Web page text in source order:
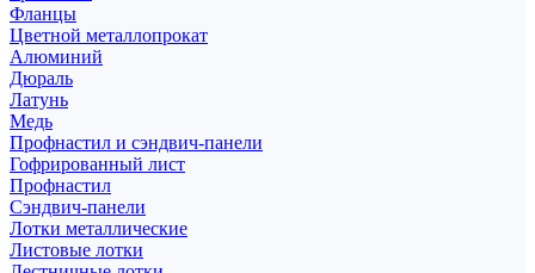
Фланцы
Цветной металлопрокат
Алюминий
Дюраль
Латунь
Медь
Профнастил и сэндвич-панели
Гофрированный лист
Профнастил
Сэндвич-панели
Лотки металлические
Листовые лотки